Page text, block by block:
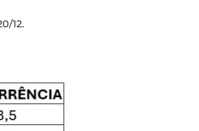
12.